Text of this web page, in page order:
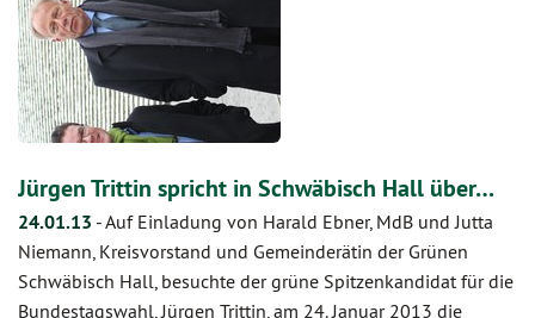
Jürgen Trittin spricht in Schwäbisch Hall über…
24.01.13 -Auf Einladung von Harald Ebner, MdB und Jutta
Niemann, Kreisvorstand und Gemeinderätin der Grünen
Schwäbisch Hall, besuchte der grüne Spitzenkandidat für die
Bundestagswahl, Jürgen Trittin, am 24. Januar 2013 die